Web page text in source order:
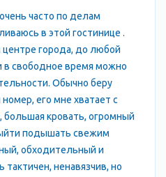
месяцем" в году является
современного
колония Херсонес.
в состав Римской и
византийского
Херсоном.
киевский князь Владимир
здесь православие вместе со
часто по делам
в этой гостинице .
города, до любой
в свободное время можно
Обычно беру
его мне хватает с
большая кровать, огромный
подышать свежим
обходительный и
ненавязчив, но